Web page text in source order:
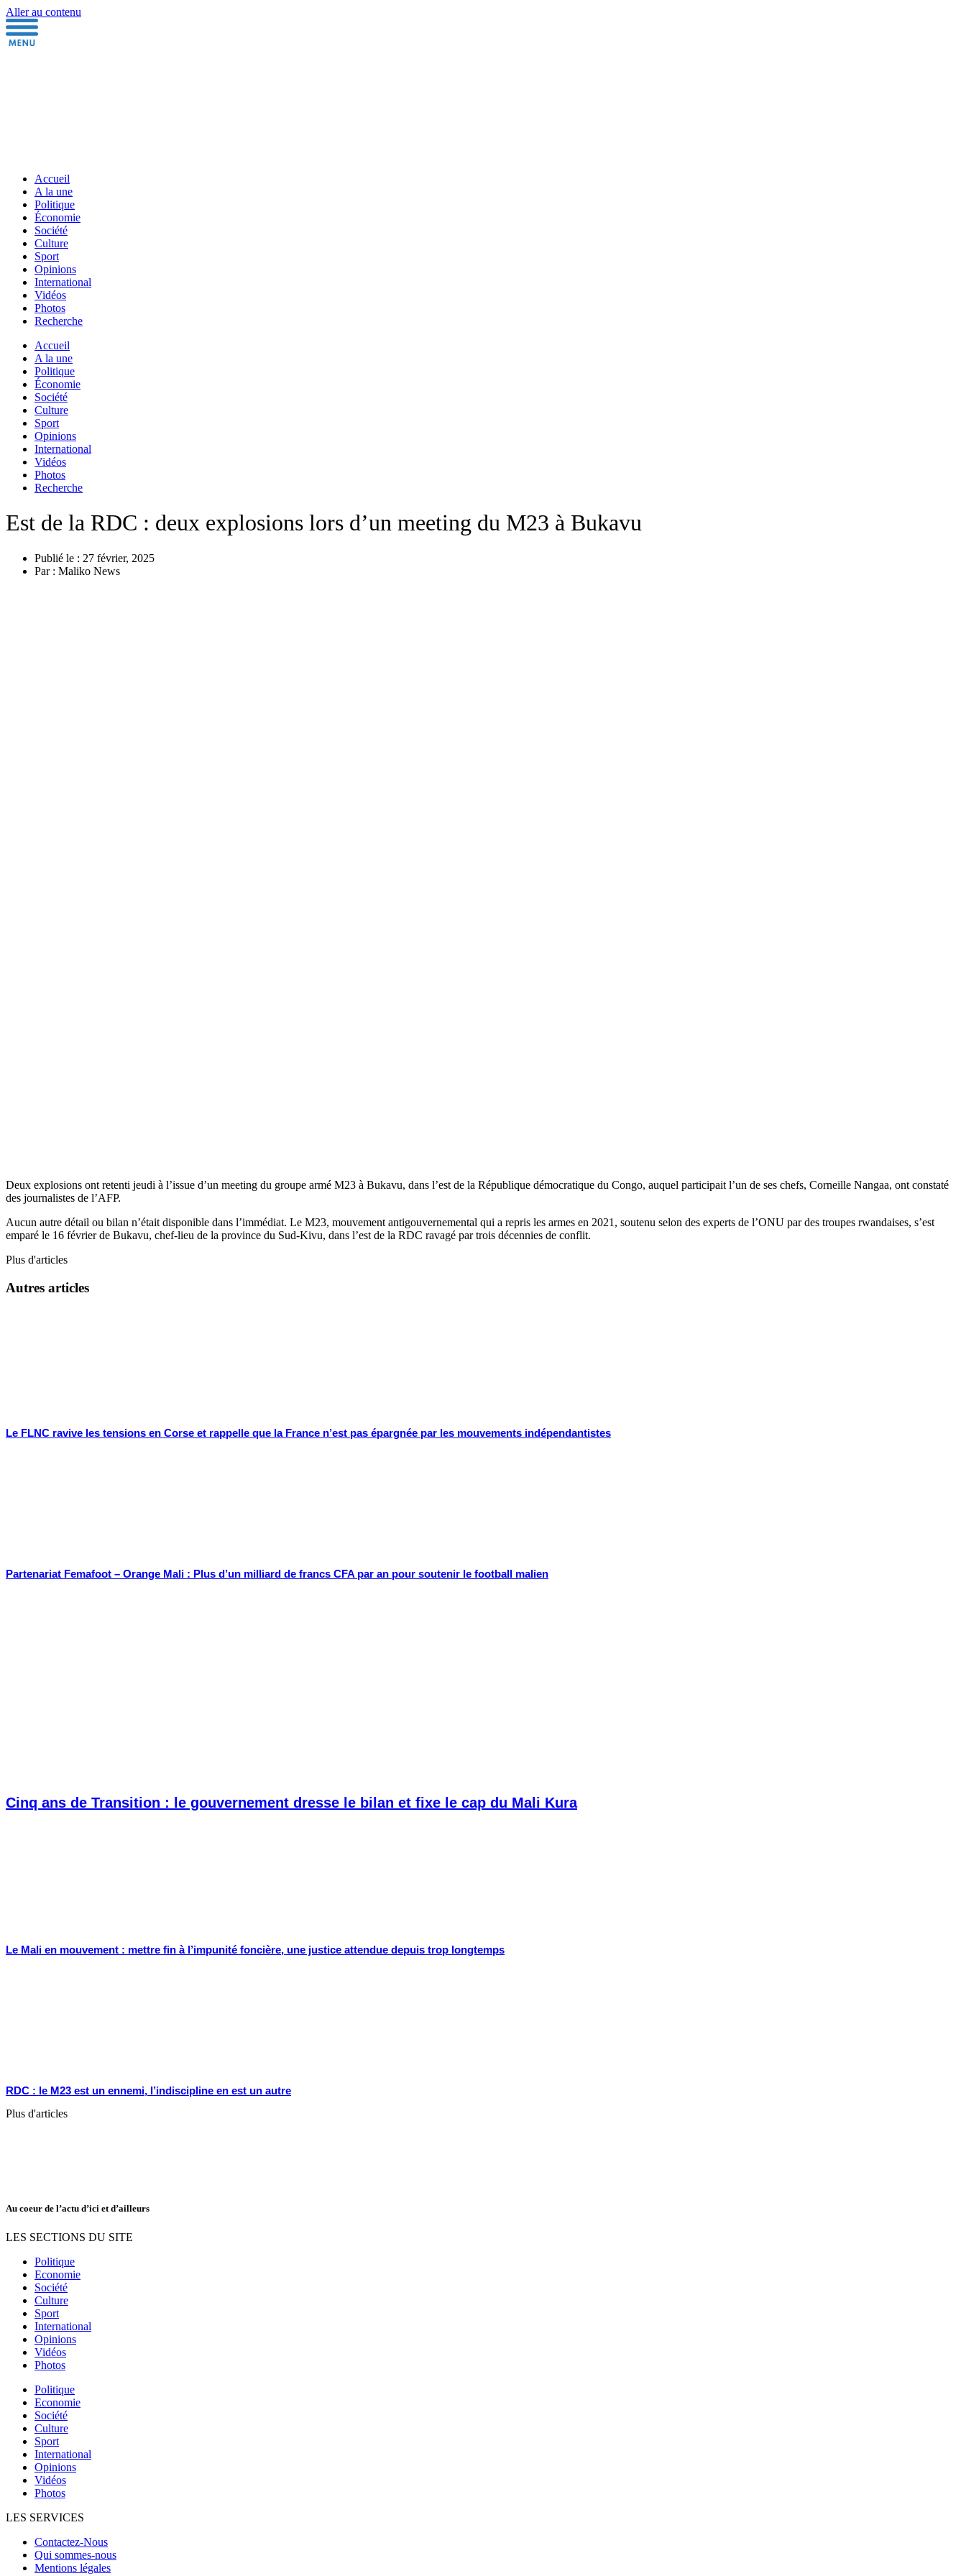
Aller au contenu
Accueil
A la une
Politique
Économie
Société
Culture
Sport
Opinions
International
Vidéos
Photos
Recherche
Accueil
A la une
Politique
Économie
Société
Culture
Sport
Opinions
International
Vidéos
Photos
Recherche
Est de la RDC : deux explosions lors d’un meeting du M23 à Bukavu
Publié le : 27 février, 2025
Par : Maliko News
Deux explosions ont retenti jeudi à l’issue d’un meeting du groupe armé M23 à Bukavu, dans l’est de la République démocratique du Congo, auquel participait l’un de ses chefs, Corneille Nangaa, ont constaté
des journalistes de l’AFP.
Aucun autre détail ou bilan n’était disponible dans l’immédiat. Le M23, mouvement antigouvernemental qui a repris les armes en 2021, soutenu selon des experts de l’ONU par des troupes rwandaises, s’est
emparé le 16 février de Bukavu, chef-lieu de la province du Sud-Kivu, dans l’est de la RDC ravagé par trois décennies de conflit.
Plus d'articles
Autres articles
Le FLNC ravive les tensions en Corse et rappelle que la France n’est pas épargnée par les mouvements indépendantistes
Partenariat Femafoot – Orange Mali : Plus d’un milliard de francs CFA par an pour soutenir le football malien
Cinq ans de Transition : le gouvernement dresse le bilan et fixe le cap du Mali Kura
Le Mali en mouvement : mettre fin à l’impunité foncière, une justice attendue depuis trop longtemps
RDC : le M23 est un ennemi, l’indiscipline en est un autre
Plus d'articles
Au coeur de l’actu d’ici et d’ailleurs
LES SECTIONS DU SITE
Politique
Economie
Société
Culture
Sport
International
Opinions
Vidéos
Photos
Politique
Economie
Société
Culture
Sport
International
Opinions
Vidéos
Photos
LES SERVICES
Contactez-Nous
Qui sommes-nous
Mentions légales